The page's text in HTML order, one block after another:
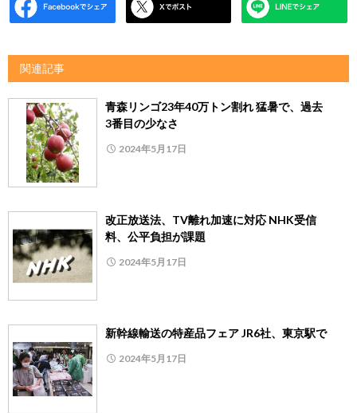
関連記事
青森リンゴ23年40万トン割れ 猛暑で、過去
3番目の少なさ
2024年5月17日
改正放送法、TV離れ加速に対応 NHK受信
料、公平負担が課題
2024年5月17日
新幹線輸送の特産品フェア JR6社、東京駅で
2024年5月17日